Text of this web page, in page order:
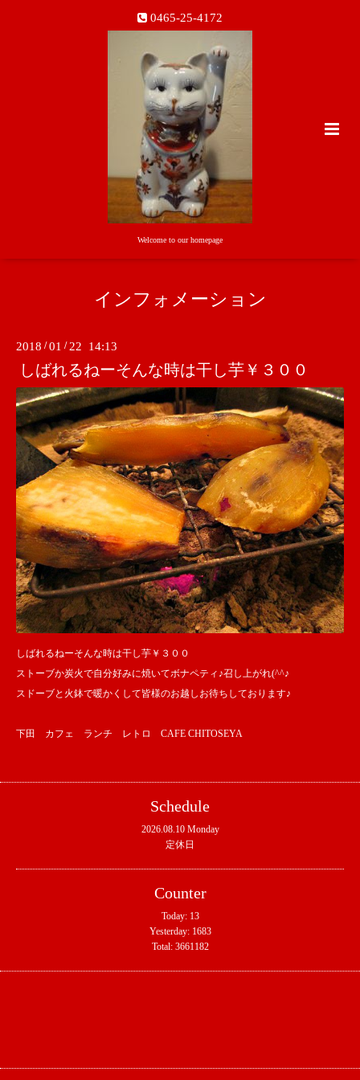
0465-25-4172
Welcome to our homepage
インフォメーション
2018 /01 / 22 14:13
しばれるねーそんな時は干し芋￥３００
しばれるねーそんな時は干し芋￥３００
ストーブか炭火で自分好みに焼いてボナペティ♪召し上がれ(^^♪
スドーブと火鉢で暖かくして皆様のお越しお待ちしております♪
下田 カフェ ランチ レトロ CAFE CHITOSEYA
Schedule
2026.08.10 Monday
定休日
Counter
Today: 13
Yesterday: 1683
Total: 3661182